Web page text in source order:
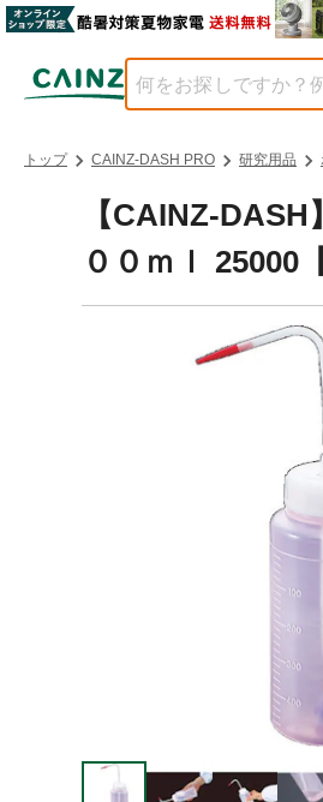
トップ CAINZ-DASH PRO 研究用品
【CAINZ-
００ｍｌ 25000